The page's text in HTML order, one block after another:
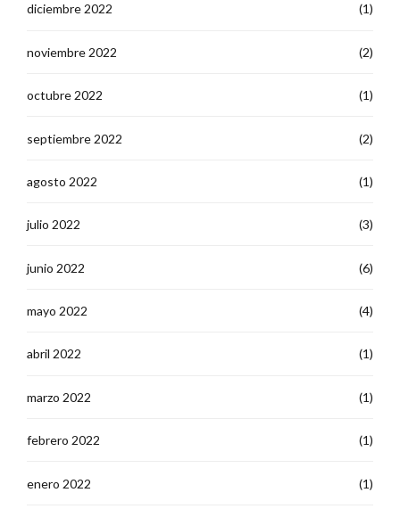
diciembre 2022 (1)
noviembre 2022 (2)
octubre 2022 (1)
septiembre 2022 (2)
agosto 2022 (1)
julio 2022 (3)
junio 2022 (6)
mayo 2022 (4)
abril 2022 (1)
marzo 2022 (1)
febrero 2022 (1)
enero 2022 (1)